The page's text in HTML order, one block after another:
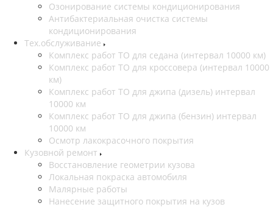
Озонирование системы кондиционирования
Антибактериальная очистка системы
кондиционирования
Тех.обслуживание
Комплекс работ ТО для седана (интервал 10000 км)
Комплекс работ ТО для кроссовера (интервал 10000
км)
Комплекс работ ТО для джипа (дизель) интервал
10000 км
Комплекс работ ТО для джипа (бензин) интервал
10000 км
Осмотр лакокрасочного покрытия
Кузовной ремонт
Восстановление геометрии кузова
Локальная покраска автомобиля
Малярные работы
Нанесение защитного покрытия на кузов